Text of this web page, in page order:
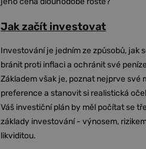
Jak začít investovat
Investování je jedním ze způsobů, jak
bránit proti inflaci a ochránit své
Základem však je, poznat nejprve své
preference a stanovit si realistická
Váš investiční plán by měl počítat se
základy investování - výnosem,
likviditou.